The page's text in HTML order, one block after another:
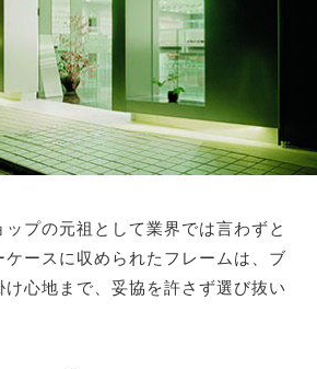
ップの元祖として業界では言わずと
ースに収められたフレームは、ブ
心地まで、妥協を許さず選び抜い